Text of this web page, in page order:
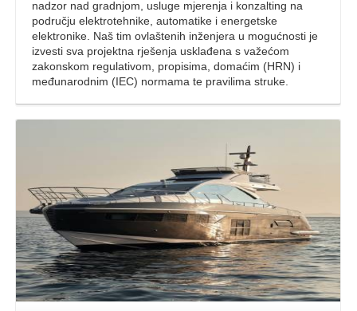
nadzor nad gradnjom, usluge mjerenja i konzalting na
području elektrotehnike, automatike i energetske
elektronike. Naš tim ovlaštenih inženjera u mogućnosti je
izvesti sva projektna rješenja usklađena s važećom
zakonskom regulativom, propisima, domaćim (HRN) i
međunarodnim (IEC) normama te pravilima struke.